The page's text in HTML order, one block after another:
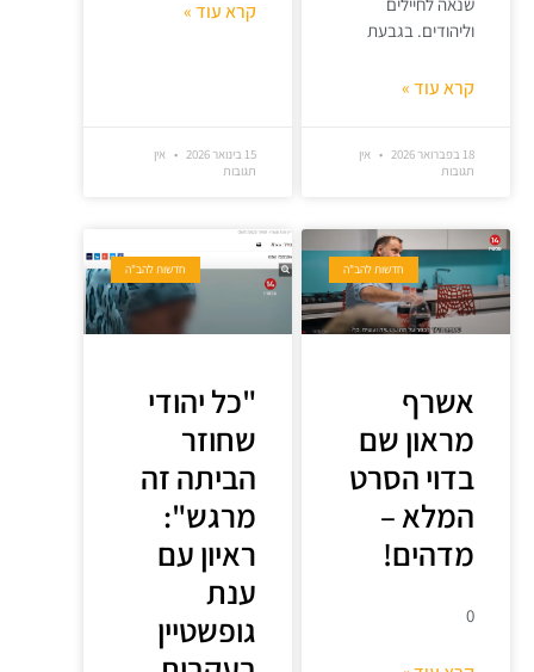
וליהודים. בגבעת
קרא עוד »
18 בפברואר 2026
אין
תגובות
קרא עוד »
15 בינואר 2026
אין
תגובות
חדשות להב"ה
אשרף
מראון שם
בדוי הסרט
המלא –
מדהים!
0
חדשות להב"ה
"כל יהודי
שחוזר
הביתה זה
מרגש":
ראיון עם
ענת
גופשטיין